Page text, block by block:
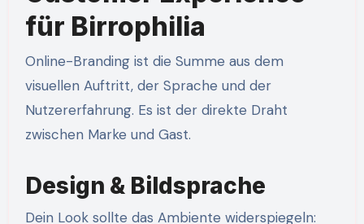
für Birrophilia
Online-Branding ist die Summe aus dem
visuellen Auftritt, der Sprache und der
Nutzererfahrung. Es ist der direkte Draht
zwischen Marke und Gast.
Design & Bildsprache
Dein Look sollte das Ambiente widerspiegeln: